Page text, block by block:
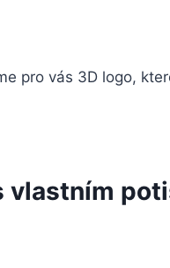
pro vás 3D logo,
vlastním